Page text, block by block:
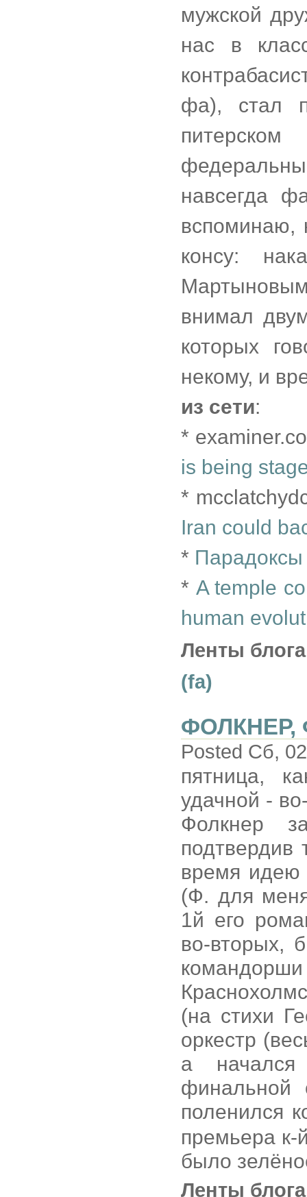
мужской
нас в
фа), стал
навсегда
вспоминаю,
консу:
внимал
которых
некому, и
из сети:
*
is being
*
Iran could
* Парадоксы
* A temple
human
Ленты
(fa)
ФОЛКНЕР,
Posted Сб,
пятница,
удачной -
Фолкнер
время идею
(Ф. для
1й его
во-вторых,
(на стихи
оркестр
а
финальной
поленился
премьера
было
Ленты